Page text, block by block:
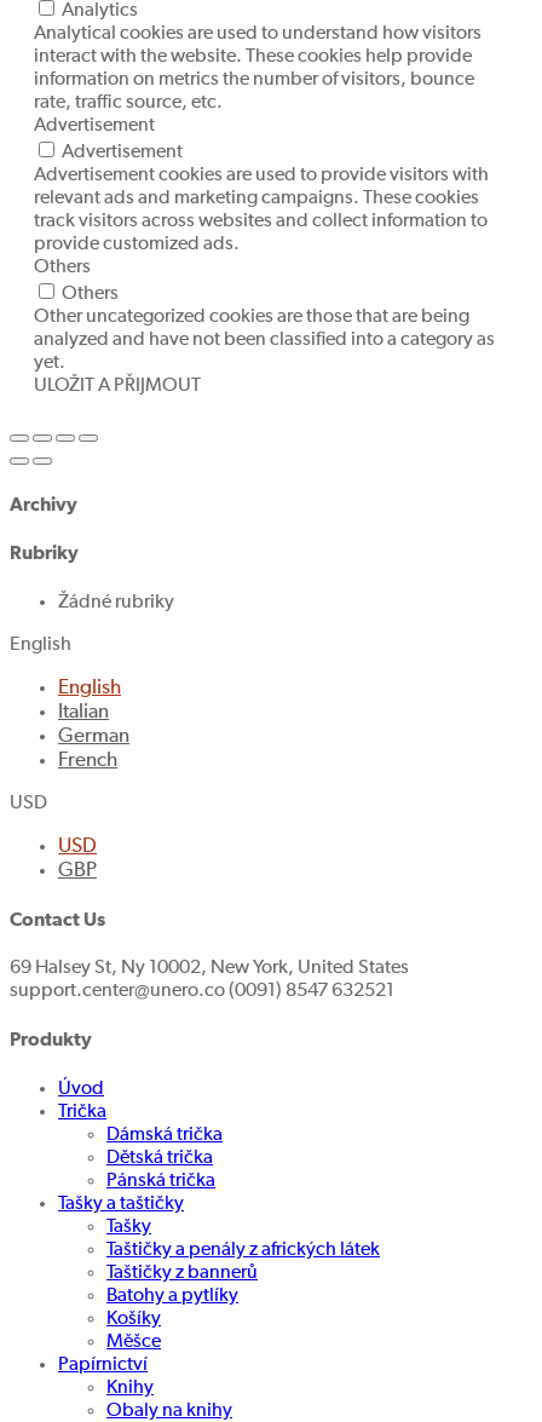
Analytics
Analytical cookies are used to understand how visitors
interact with the website. These cookies help provide
information on metrics the number of visitors, bounce
rate, traffic source, etc.
Advertisement
Advertisement
Advertisement cookies are used to provide visitors with
relevant ads and marketing campaigns. These cookies
track visitors across websites and collect information to
provide customized ads.
Others
Others
Other uncategorized cookies are those that are being
analyzed and have not been classified into a category as
yet.
ULOŽIT A PŘIJMOUT
Archivy
Rubriky
Žádné rubriky
English
English
Italian
German
French
USD
USD
GBP
Contact Us
69 Halsey St, Ny 10002, New York, United States
support.center@unero.co (0091) 8547 632521
Produkty
Úvod
Trička
Dámská trička
Dětská trička
Pánská trička
Tašky a taštičky
Tašky
Taštičky a penály z afrických látek
Taštičky z bannerů
Batohy a pytlíky
Košíky
Měšce
Papírnictví
Knihy
Obaly na knihy